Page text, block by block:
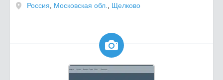
Россия
Московская обл. Щелково
